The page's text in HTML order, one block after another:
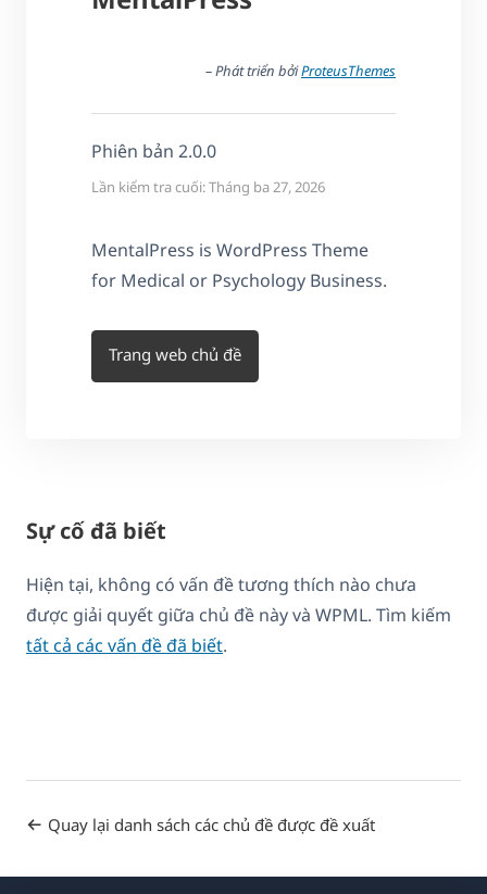
– Phát triển bởiProteusThemes
Phiên bản 2.0.0
Lần kiểm tra cuối: Tháng ba 27, 2026
MentalPress is WordPress Theme
for Medical or Psychology Business.
Trang web chủ đề
Sự cố đã biết
Hiện tại, không có vấn đề tương thích nào chưa
được giải quyết giữa chủ đề này và WPML. Tìm kiếm
tất cả các vấn đề đã biết.
Quay lại danh sách các chủ đề được đề xuất